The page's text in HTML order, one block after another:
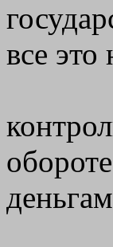
все это